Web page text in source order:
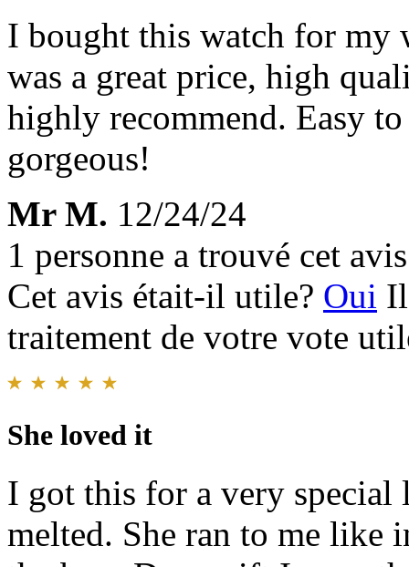
I bought this watch for my
was a great price, high
highly recommend. Easy
gorgeous!
Mr M. 12/24/24
1 personne a trouvé cet
Cet avis était-il utile? Oui
traitement de votre vote
She loved it
I got this for a very special
melted. She ran to me like